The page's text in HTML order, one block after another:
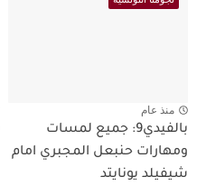
منذ عام
بالفيدي9: جميع لمسات
ومهارات حنبعل المجبري امام
شيفيلد يونايتد